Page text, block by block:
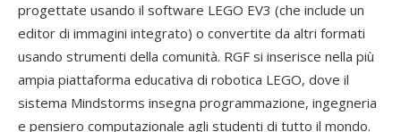
progettate usando il software LEGO EV3 (che include un
editor di immagini integrato) o convertite da altri formati
usando strumenti della comunità. RGF si inserisce nella più
ampia piattaforma educativa di robotica LEGO, dove il
sistema Mindstorms insegna programmazione, ingegneria
e pensiero computazionale agli studenti di tutto il mondo.